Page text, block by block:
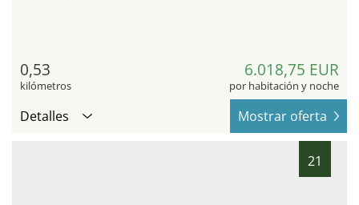
0,53
kilómetros
6.018,75 EUR
por habitación y noche
Detalles Mostrar oferta
21